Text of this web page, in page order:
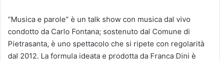
“Musica e parole” è un talk show con musica dal vivo
condotto da Carlo Fontana; sostenuto dal Comune di
Pietrasanta, è uno spettacolo che si ripete con regolarità
dal 2012. La formula ideata e prodotta da Franca Dini è